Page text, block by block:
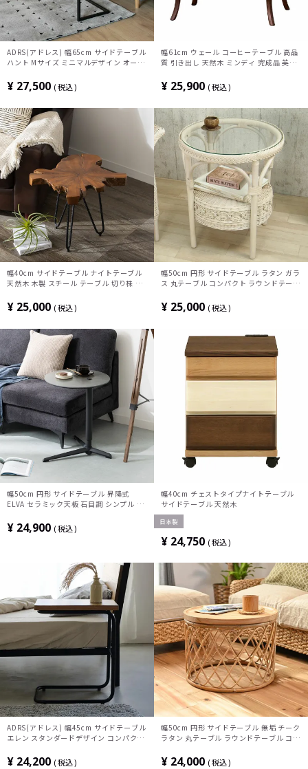
ADRS(アドレス) 幅65cm サイドテーブル
ハント Mサイズ ミニマルデザイン オーク
¥ 27,500 税込
幅61cm ウェール コーヒーテーブル 高品
質 引き出し 天然木 ミンディ 完成品 英国
リア 完成品
¥ 25,900 税込
幅40cm サイドテーブル ナイトテーブル
天然木 木製 スチール テーブル 切り株 ヴ
¥ 25,000 税込
幅50cm 円形 サイドテーブル ラタン ガラ
ス 丸テーブル コンパクト ラウンドテーブ
いい 姫系 シャビー 韓国 白 ホワイト
¥ 25,000 税込
幅50cm 円形 サイドテーブル 昇降式
ELVA セラミック天板 石目調 シンプル モ
ブル 寝室 リビング 黒 ブラック ベージュ
¥ 24,900 税込
幅40cm チェストタイプナイトテーブル
サイドテーブル 天然木
日本製
¥ 24,750 税込
ADRS(アドレス) 幅45cm サイドテーブル
エレン スタンダードデザイン コンパクト
¥ 24,200 税込
幅50cm 円形 サイドテーブル 無垢 チーク
ラタン 丸テーブル ラウンドテーブル コー
おしゃれ ナチュラル アジアン 韓国 リビ
¥ 24,000 税込